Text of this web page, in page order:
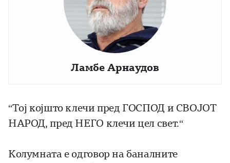
Ламбе Арнаудов
“Тој којшто клечи пред ГОСПОД и СВОЈОТ
НАРОД, пред НЕГО клечи цел свет.“
Колумната е одговор на баналните